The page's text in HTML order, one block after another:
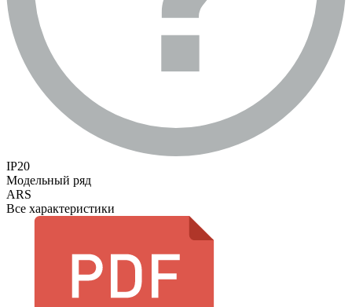
IP20
Модельный ряд
ARS
Все характеристики